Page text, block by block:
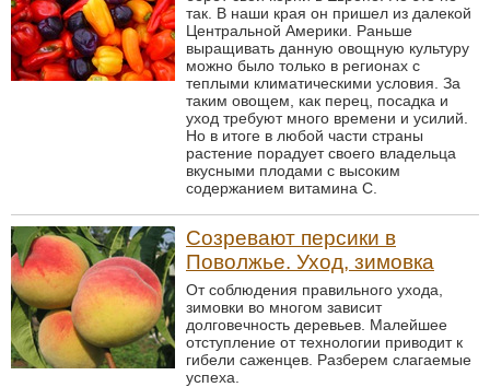
так. В наши края он пришел из далекой
Центральной Америки. Раньше
выращивать данную овощную культуру
можно было только в регионах с
теплыми климатическими условия. За
таким овощем, как перец, посадка и
уход требуют много времени и усилий.
Но в итоге в любой части страны
растение порадует своего владельца
вкусными плодами с высоким
содержанием витамина С.
Созревают персики в
Поволжье. Уход, зимовка
От соблюдения правильного ухода,
зимовки во многом зависит
долговечность деревьев. Малейшее
отступление от технологии приводит к
гибели саженцев. Разберем слагаемые
успеха.